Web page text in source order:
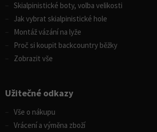
Skialpinistické boty, volba velikosti
Jak vybrat skialpinistické hole
Montáž vázání na lyže
Proč si koupit backcountry běžky
Zobrazit vše
Užitečné odkazy
Vše o nákupu
Vrácení a výměna zboží